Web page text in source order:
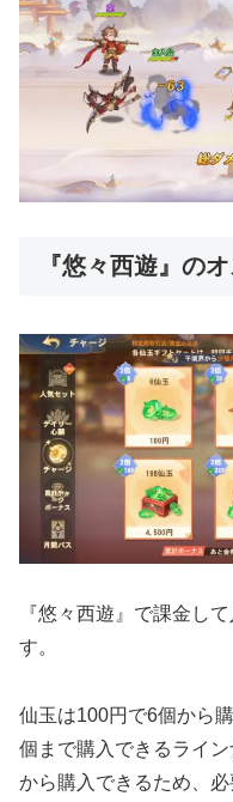
『悠々西遊』の
『悠々西遊』で課金し
す。
仙玉は100円で6個から
個まで購入できるライ
から購入できるため、